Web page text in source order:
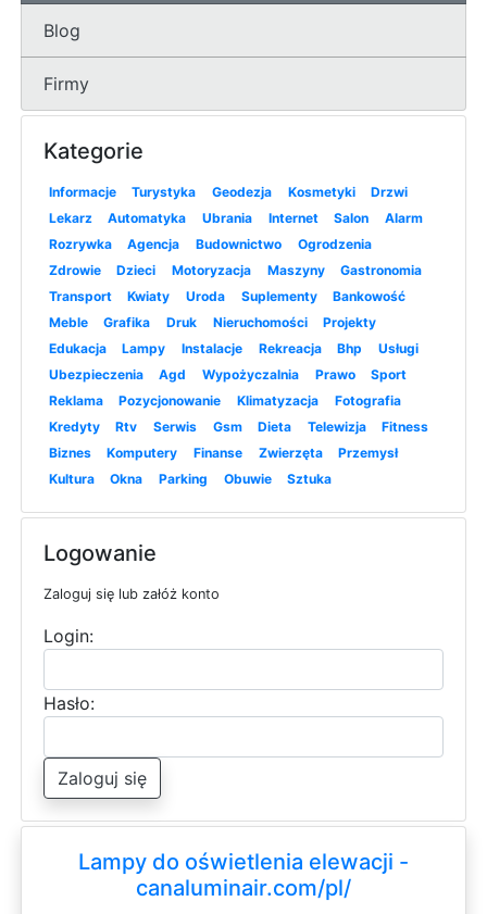
Blog
Firmy
Kategorie
Informacje Turystyka Geodezja Kosmetyki
Drzwi
Lekarz
Automatyka Ubrania Internet Salon
Alarm
Rozrywka
Agencja Budownictwo
Ogrodzenia
Zdrowie
Dzieci Motoryzacja Maszyny
Gastronomia
Transport
Kwiaty Uroda Suplementy
Bankowość
Meble
Grafika Druk Nieruchomości
Projekty
Edukacja
Lampy Instalacje Rekreacja Bhp
Usługi
Ubezpieczenia
Agd Wypożyczalnia Prawo
Sport
Reklama
Pozycjonowanie Klimatyzacja
Fotografia
Kredyty
Rtv Serwis Gsm Dieta Telewizja
Fitness
Biznes
Komputery Finanse Zwierzęta
Przemysł
Kultura
Okna Parking Obuwie Sztuka
Logowanie
Zaloguj się lub załóż konto
Login:
Hasło:
Zaloguj się
Lampy do oświetlenia elewacji -
canaluminair.com/pl/